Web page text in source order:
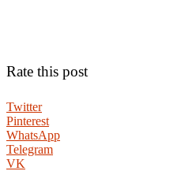
Rate this post
Twitter
Pinterest
WhatsApp
Telegram
VK